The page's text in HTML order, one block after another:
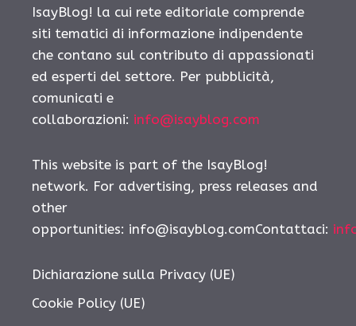
IsayBlog! la cui rete editoriale comprende
siti tematici di informazione indipendente
che contano sul contributo di appassionati
ed esperti del settore. Per pubblicità,
comunicati e
collaborazioni: info@isayblog.com
This website is part of the IsayBlog!
network. For advertising, press releases and
other
opportunities: info@isayblog.comContattaci:
Dichiarazione sulla Privacy (UE)
Cookie Policy (UE)